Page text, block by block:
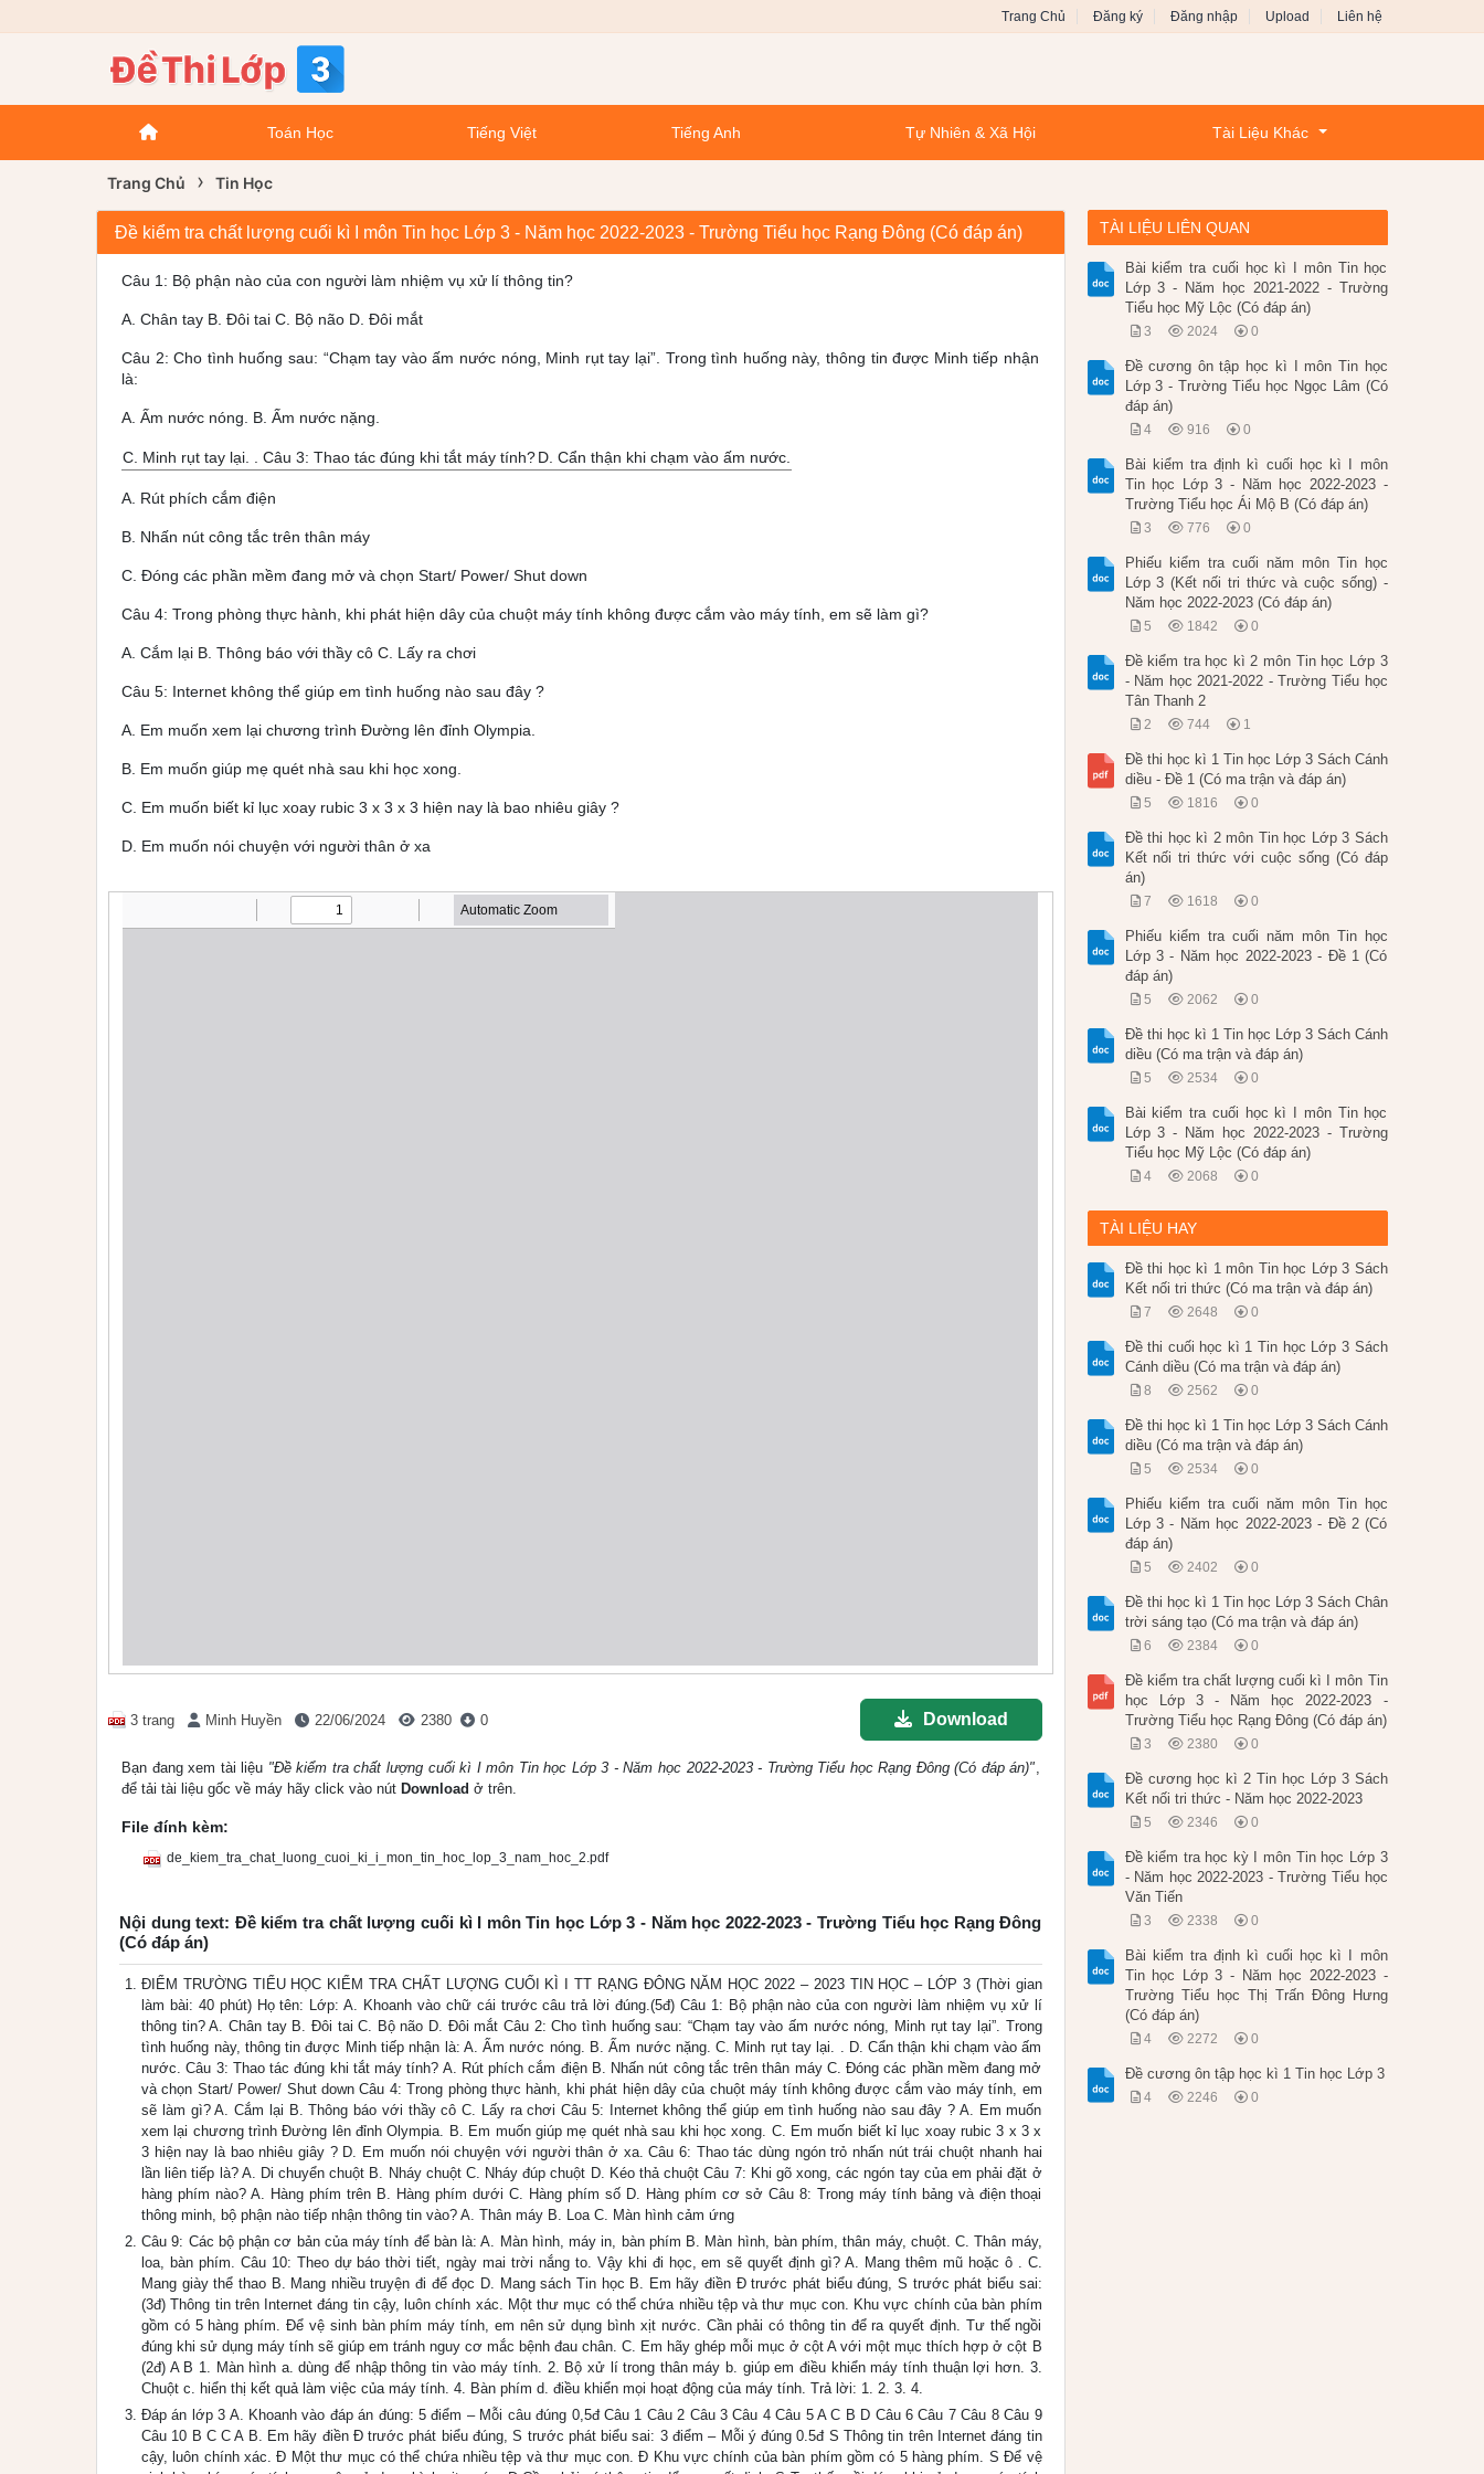
Trang Chủ Đăng ký Đăng nhập Upload Liên hệ
Toán Học Tiếng Việt Tiếng Anh Tự Nhiên & Xã Hội Tài Liệu Khác
Trang Chủ › Tin Học
Đề kiểm tra chất lượng cuối kì I môn Tin học Lớp 3 - Năm học 2022-2023 - Trường Tiểu học Rạng Đông (Có đáp án)
Câu 1: Bộ phận nào của con người làm nhiệm vụ xử lí thông tin?
A. Chân tay B. Đôi tai C. Bộ não D. Đôi mắt
Câu 2: Cho tình huống sau: “Chạm tay vào ấm nước nóng, Minh rụt tay lại”. Trong tình huống này, thông tin được Minh tiếp nhận
là:
A. Ấm nước nóng. B. Ấm nước nặng.
C. Minh rụt tay lại. . Câu 3: Thao tác đúng khi tắt máy tính?D. Cẩn thận khi chạm vào ấm nước.
A. Rút phích cắm điện
B. Nhấn nút công tắc trên thân máy
C. Đóng các phần mềm đang mở và chọn Start/ Power/ Shut down
Câu 4: Trong phòng thực hành, khi phát hiện dây của chuột máy tính không được cắm vào máy tính, em sẽ làm gì?
A. Cắm lại B. Thông báo với thầy cô C. Lấy ra chơi
Câu 5: Internet không thể giúp em tình huống nào sau đây ?
A. Em muốn xem lại chương trình Đường lên đỉnh Olympia.
B. Em muốn giúp mẹ quét nhà sau khi học xong.
C. Em muốn biết kỉ lục xoay rubic 3 x 3 x 3 hiện nay là bao nhiêu giây ?
D. Em muốn nói chuyện với người thân ở xa
3 trang Minh Huyền 22/06/2024 2380 0 Download
Bạn đang xem tài liệu "Đề kiểm tra chất lượng cuối kì I môn Tin học Lớp 3 - Năm học 2022-2023 - Trường Tiểu học Rạng Đông (Có đáp án)",
để tải tài liệu gốc về máy hãy click vào nút Download ở trên.
File đính kèm:
de_kiem_tra_chat_luong_cuoi_ki_i_mon_tin_hoc_lop_3_nam_hoc_2.pdf
Nội dung text: Đề kiểm tra chất lượng cuối kì I môn Tin học Lớp 3 - Năm học 2022-2023 - Trường Tiểu học Rạng Đông
(Có đáp án)
ĐIỂM TRƯỜNG TIỂU HỌC KIỂM TRA CHẤT LƯỢNG CUỐI KÌ I TT RẠNG ĐÔNG NĂM HỌC 2022 – 2023 TIN HỌC – LỚP 3 (Thời gian
làm bài: 40 phút) Họ tên: Lớp: A. Khoanh vào chữ cái trước câu trả lời đúng.(5đ) Câu 1: Bộ phận nào của con người làm nhiệm vụ xử lí
thông tin? A. Chân tay B. Đôi tai C. Bộ não D. Đôi mắt Câu 2: Cho tình huống sau: “Chạm tay vào ấm nước nóng, Minh rụt tay lại”. Trong
tình huống này, thông tin được Minh tiếp nhận là: A. Ấm nước nóng. B. Ấm nước nặng. C. Minh rụt tay lại. . D. Cẩn thận khi chạm vào ấm
nước. Câu 3: Thao tác đúng khi tắt máy tính? A. Rút phích cắm điện B. Nhấn nút công tắc trên thân máy C. Đóng các phần mềm đang mở
và chọn Start/ Power/ Shut down Câu 4: Trong phòng thực hành, khi phát hiện dây của chuột máy tính không được cắm vào máy tính, em
sẽ làm gì? A. Cắm lại B. Thông báo với thầy cô C. Lấy ra chơi Câu 5: Internet không thể giúp em tình huống nào sau đây ? A. Em muốn
xem lại chương trình Đường lên đỉnh Olympia. B. Em muốn giúp mẹ quét nhà sau khi học xong. C. Em muốn biết kỉ lục xoay rubic 3 x 3 x
3 hiện nay là bao nhiêu giây ? D. Em muốn nói chuyện với người thân ở xa. Câu 6: Thao tác dùng ngón trỏ nhấn nút trái chuột nhanh hai
lần liên tiếp là? A. Di chuyển chuột B. Nháy chuột C. Nháy đúp chuột D. Kéo thả chuột Câu 7: Khi gõ xong, các ngón tay của em phải đặt ở
hàng phím nào? A. Hàng phím trên B. Hàng phím dưới C. Hàng phím số D. Hàng phím cơ sở Câu 8: Trong máy tính bảng và điện thoại
thông minh, bộ phận nào tiếp nhận thông tin vào? A. Thân máy B. Loa C. Màn hình cảm ứng
Câu 9: Các bộ phận cơ bản của máy tính để bàn là: A. Màn hình, máy in, bàn phím B. Màn hình, bàn phím, thân máy, chuột. C. Thân máy,
loa, bàn phím. Câu 10: Theo dự báo thời tiết, ngày mai trời nắng to. Vậy khi đi học, em sẽ quyết định gì? A. Mang thêm mũ hoặc ô . C.
Mang giày thể thao B. Mang nhiều truyện đi để đọc D. Mang sách Tin học B. Em hãy điền Đ trước phát biểu đúng, S trước phát biểu sai:
(3đ) Thông tin trên Internet đáng tin cậy, luôn chính xác. Một thư mục có thể chứa nhiều tệp và thư mục con. Khu vực chính của bàn phím
gồm có 5 hàng phím. Để vệ sinh bàn phím máy tính, em nên sử dụng bình xịt nước. Cần phải có thông tin để ra quyết định. Tư thế ngồi
đúng khi sử dụng máy tính sẽ giúp em tránh nguy cơ mắc bệnh đau chân. C. Em hãy ghép mỗi mục ở cột A với một mục thích hợp ở cột B
(2đ) A B 1. Màn hình a. dùng để nhập thông tin vào máy tính. 2. Bộ xử lí trong thân máy b. giúp em điều khiển máy tính thuận lợi hơn. 3.
Chuột c. hiển thị kết quả làm việc của máy tính. 4. Bàn phím d. điều khiển mọi hoạt động của máy tính. Trả lời: 1. 2. 3. 4.
Đáp án lớp 3 A. Khoanh vào đáp án đúng: 5 điểm – Mỗi câu đúng 0,5đ Câu 1 Câu 2 Câu 3 Câu 4 Câu 5 A C B D Câu 6 Câu 7 Câu 8 Câu 9
Câu 10 B C C A B. Em hãy điền Đ trước phát biểu đúng, S trước phát biểu sai: 3 điểm – Mỗi ý đúng 0.5đ S Thông tin trên Internet đáng tin
cậy, luôn chính xác. Đ Một thư mục có thể chứa nhiều tệp và thư mục con. Đ Khu vực chính của bàn phím gồm có 5 hàng phím. S Để vệ
TÀI LIỆU LIÊN QUAN
Bài kiểm tra cuối học kì I môn Tin học
Lớp 3 - Năm học 2021-2022 - Trường
Tiểu học Mỹ Lộc (Có đáp án)
3 2024 0
Đề cương ôn tập học kì I môn Tin học
Lớp 3 - Trường Tiểu học Ngọc Lâm (Có
đáp án)
4 916 0
Bài kiểm tra định kì cuối học kì I môn
Tin học Lớp 3 - Năm học 2022-2023 -
Trường Tiểu học Ái Mộ B (Có đáp án)
3 776 0
Phiếu kiểm tra cuối năm môn Tin học
Lớp 3 (Kết nối tri thức và cuộc sống) -
Năm học 2022-2023 (Có đáp án)
5 1842 0
Đề kiểm tra học kì 2 môn Tin học Lớp 3
- Năm học 2021-2022 - Trường Tiểu học
Tân Thanh 2
2 744 1
Đề thi học kì 1 Tin học Lớp 3 Sách Cánh
diều - Đề 1 (Có ma trận và đáp án)
5 1816 0
Đề thi học kì 2 môn Tin học Lớp 3 Sách
Kết nối tri thức với cuộc sống (Có đáp
án)
7 1618 0
Phiếu kiểm tra cuối năm môn Tin học
Lớp 3 - Năm học 2022-2023 - Đề 1 (Có
đáp án)
5 2062 0
Đề thi học kì 1 Tin học Lớp 3 Sách Cánh
diều (Có ma trận và đáp án)
5 2534 0
Bài kiểm tra cuối học kì I môn Tin học
Lớp 3 - Năm học 2022-2023 - Trường
Tiểu học Mỹ Lộc (Có đáp án)
4 2068 0
TÀI LIỆU HAY
Đề thi học kì 1 môn Tin học Lớp 3 Sách
Kết nối tri thức (Có ma trận và đáp án)
7 2648 0
Đề thi cuối học kì 1 Tin học Lớp 3 Sách
Cánh diều (Có ma trận và đáp án)
8 2562 0
Đề thi học kì 1 Tin học Lớp 3 Sách Cánh
diều (Có ma trận và đáp án)
5 2534 0
Phiếu kiểm tra cuối năm môn Tin học
Lớp 3 - Năm học 2022-2023 - Đề 2 (Có
đáp án)
5 2402 0
Đề thi học kì 1 Tin học Lớp 3 Sách Chân
trời sáng tạo (Có ma trận và đáp án)
6 2384 0
Đề kiểm tra chất lượng cuối kì I môn Tin
học Lớp 3 - Năm học 2022-2023 -
Trường Tiểu học Rạng Đông (Có đáp án)
3 2380 0
Đề cương học kì 2 Tin học Lớp 3 Sách
Kết nối tri thức - Năm học 2022-2023
5 2346 0
Đề kiểm tra học kỳ I môn Tin học Lớp 3
- Năm học 2022-2023 - Trường Tiểu học
Văn Tiến
3 2338 0
Bài kiểm tra định kì cuối học kì I môn
Tin học Lớp 3 - Năm học 2022-2023 -
Trường Tiểu học Thị Trấn Đông Hưng
(Có đáp án)
4 2272 0
Đề cương ôn tập học kì 1 Tin học Lớp 3
4 2246 0